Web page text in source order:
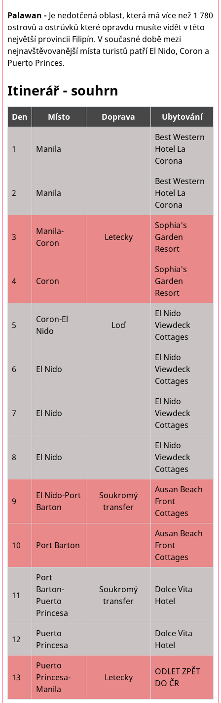
Palawan - Je nedotčená oblast, která má více než 1 780
ostrovů a ostrůvků které opravdu musíte vidět v této
největší provincii Filipín. V současné době mezi
nejnavštěvovanější místa turistů patří El Nido, Coron a
Puerto Princes.
Itinerář - souhrn
Den Místo Doprava Ubytování
1 Manila
Best Western
Hotel La
Corona
2 Manila
Best Western
Hotel La
Corona
3
Manila-
Coron
Letecky
Sophia's
Garden
Resort
4 Coron
Sophia's
Garden
Resort
5
Coron-El
Nido
Loď
El Nido
Viewdeck
Cottages
6 El Nido
El Nido
Viewdeck
Cottages
7 El Nido
El Nido
Viewdeck
Cottages
8 El Nido
El Nido
Viewdeck
Cottages
9
El Nido-Port
Barton
Soukromý
transfer
Ausan Beach
Front
Cottages
10 Port Barton
Ausan Beach
Front
Cottages
11
Port
Barton-
Puerto
Princesa
Soukromý
transfer
Dolce Vita
Hotel
12
Puerto
Princesa
Dolce Vita
Hotel
13
Puerto
Princesa-
Manila
Letecky
ODLET ZPĚT
DO ČR